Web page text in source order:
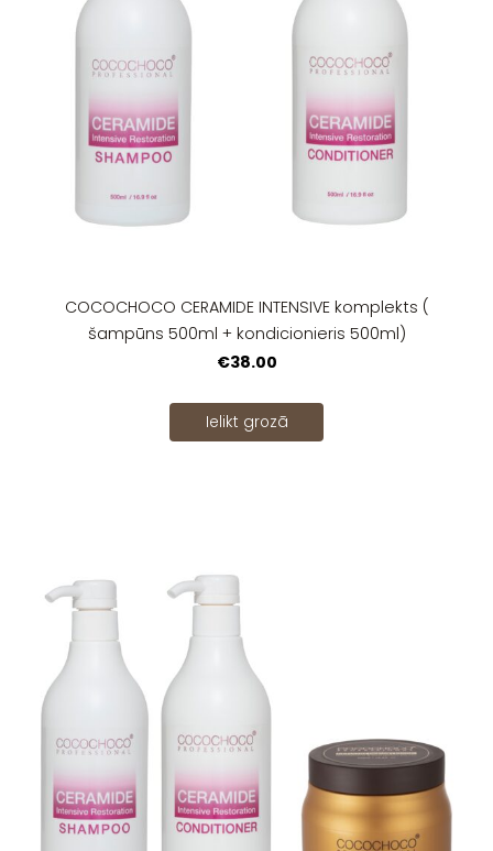
COCOCHOCO CERAMIDE INTENSIVE komplekts (
šampūns 500ml + kondicionieris 500ml)
€38.00
Ielikt grozā